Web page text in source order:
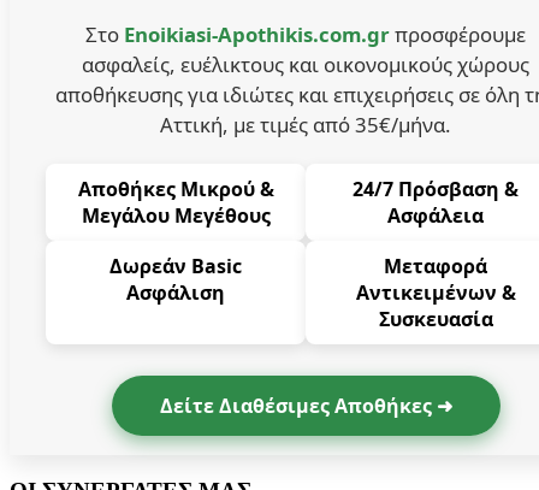
Στο Enoikiasi-Apothikis.com.grπροσφέρουμε
ασφαλείς, ευέλικτους και οικονομικούς χώρους
αποθήκευσης για ιδιώτες και επιχειρήσεις σε όλη
Αττική, με τιμές από 35€/μήνα.
Αποθήκες Μικρού &
Μεγάλου Μεγέθους
24/7 Πρόσβαση &
Ασφάλεια
Δωρεάν Basic
Ασφάλιση
Μεταφορά
Αντικειμένων &
Συσκευασία
Δείτε Διαθέσιμες Αποθήκες ➜